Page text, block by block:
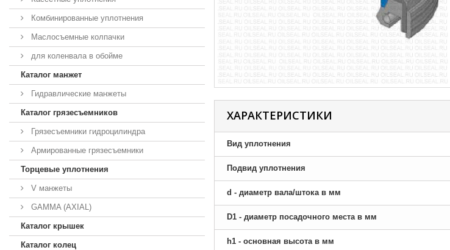
Комбинированные уплотнения
Маслосъемные колпачки
для коленвала в обойме
Каталог манжет
Гидравлические манжеты
Каталог грязесъемников
Грязесъемники гидроцилиндра
Армированные грязесъемники
Торцевые уплотнения
V манжеты
GAMMA (AXIAL)
Каталог крышек
Каталог колец
ХАРАКТЕРИСТИКИ
Вид уплотнения
Подвид уплотнения
d - диаметр вала/штока в мм
D1 - диаметр посадочного места в мм
h1 - основная высота в мм